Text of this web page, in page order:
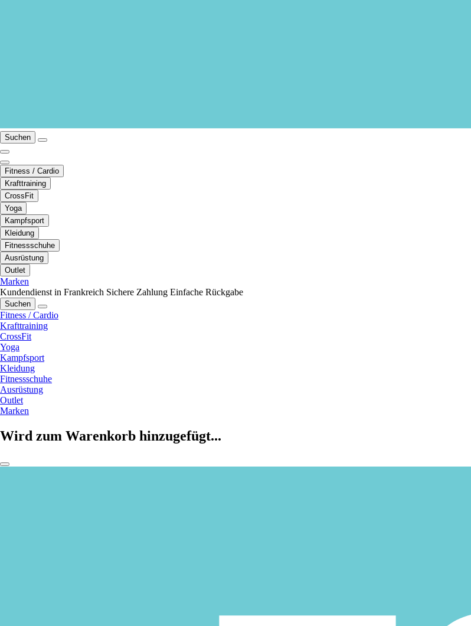
Suchen
Fitness / Cardio
Krafttraining
CrossFit
Yoga
Kampfsport
Kleidung
Fitnessschuhe
Ausrüstung
Outlet
Marken
Kundendienst in Frankreich Sichere Zahlung Einfache Rückgabe
Suchen
Fitness / Cardio
Krafttraining
CrossFit
Yoga
Kampfsport
Kleidung
Fitnessschuhe
Ausrüstung
Outlet
Marken
Wird zum Warenkorb hinzugefügt...